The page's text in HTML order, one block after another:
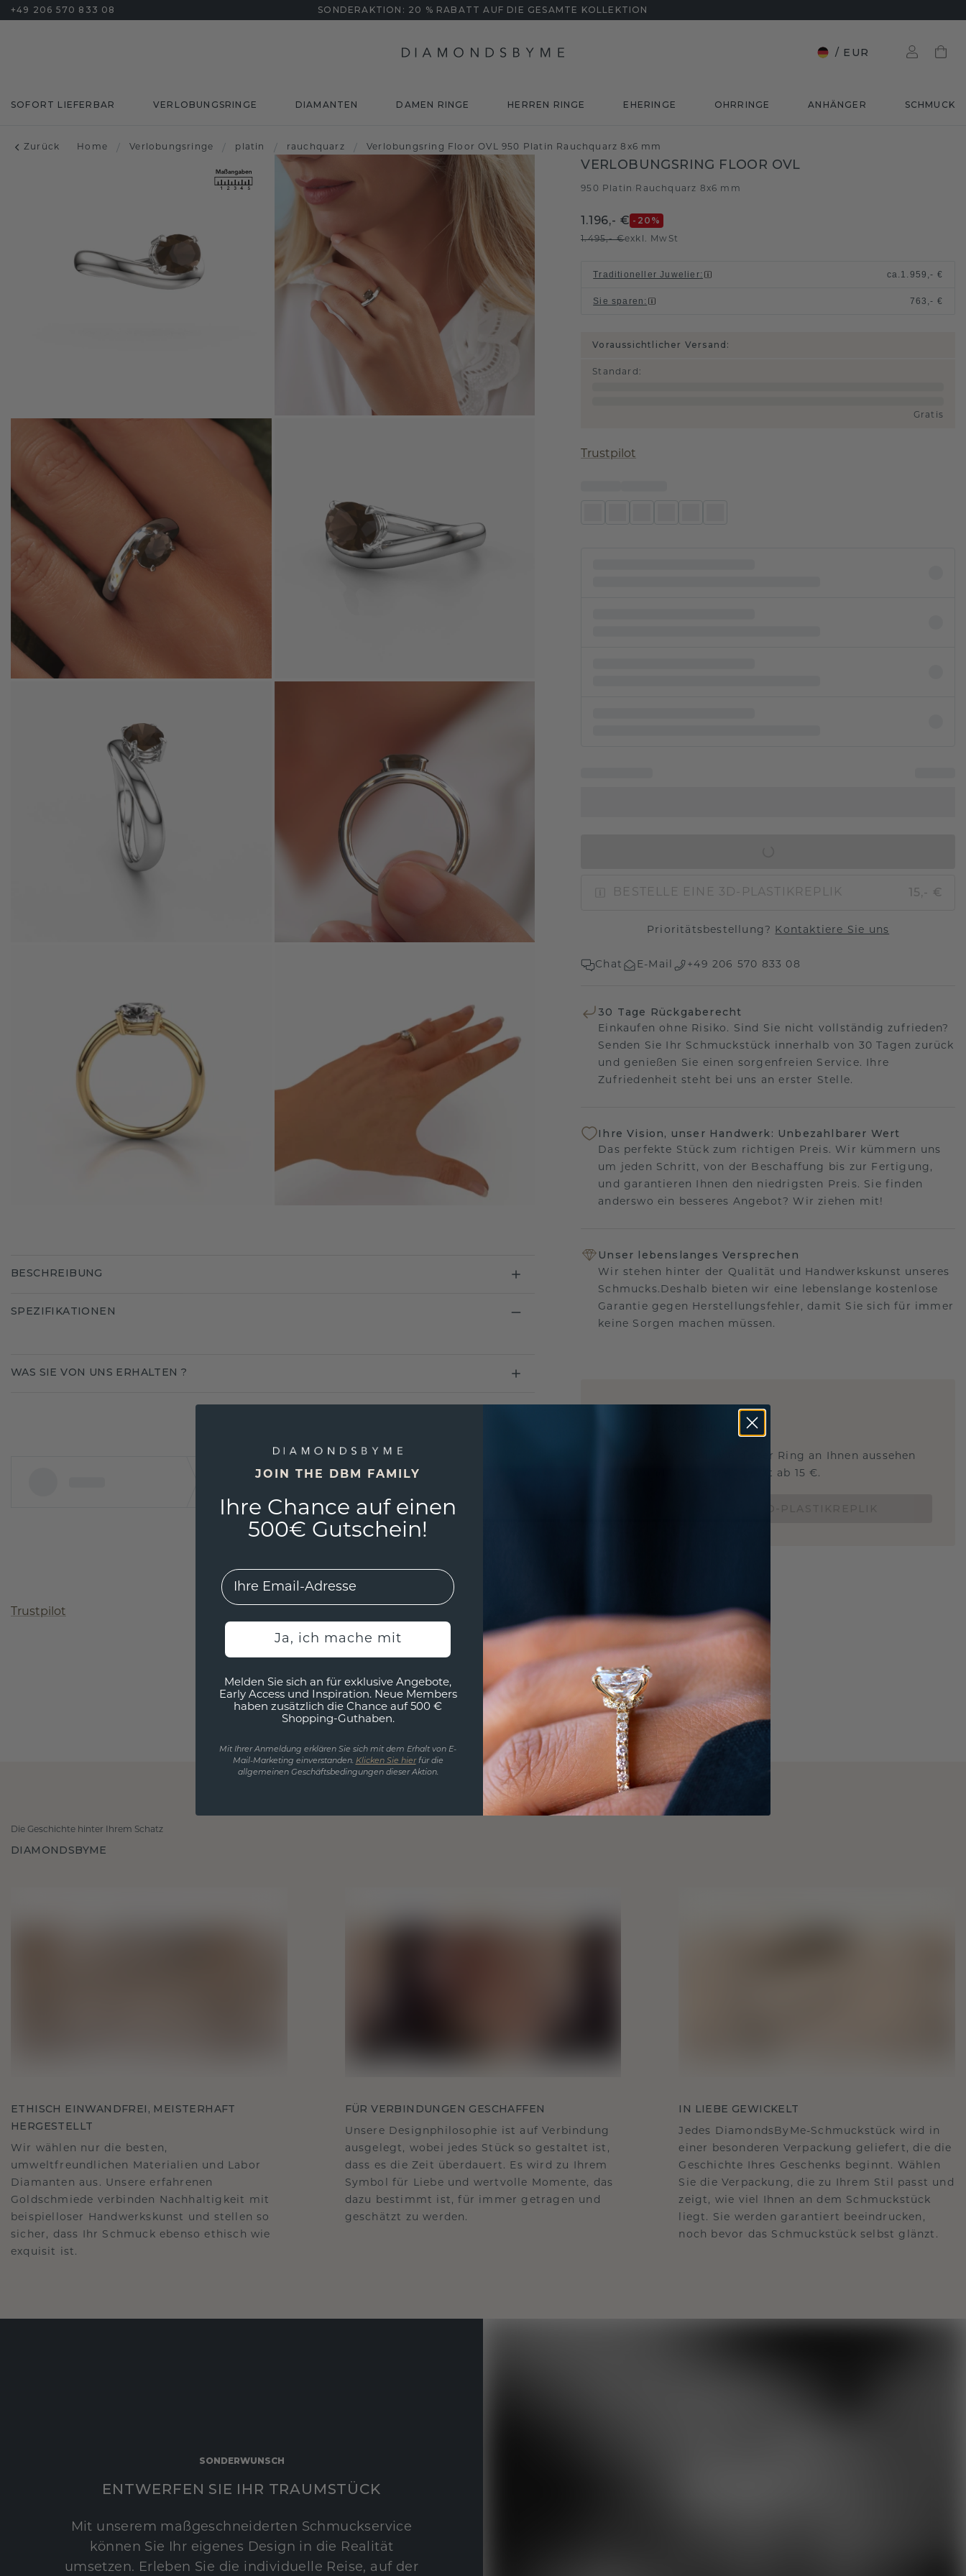
+49 206 570 833 08 SONDERAKTION: 20 % RABATT AUF DIE GESAMTE KOLLEKTION
/ EUR
SOFORT LIEFERBAR VERLOBUNGSRINGE DIAMANTEN DAMEN RINGE HERREN RINGE EHERINGE OHRRINGE ANHÄNGER SCHMUCK
Zurück Home / Verlobungsringe / platin / rauchquarz / Verlobungsring Floor OVL 950 Platin Rauchquarz 8x6 mm
VERLOBUNGSRING FLOOR OVL
950 Platin Rauchquarz 8x6 mm
1.196,- € -20 %
1.495,- €exkl. MwSt
Traditioneller Juwelier: ca. 1.959,- €
Sie sparen : 763,- €
Voraussichtlicher Versand:
Standard :
Gratis
Trustpilot
BESTELLE EINE 3D-PLASTIKREPLIK 15,- €
Prioritätsbestellung? Kontaktiere Sie uns
Chat E-Mail +49 206 570 833 08
30 Tage Rückgaberecht
Einkaufen ohne Risiko. Sind Sie nicht vollständig zufrieden?
Senden Sie Ihr Schmuckstück innerhalb von 30 Tagen zurück
und genießen Sie einen sorgenfreien Service. Ihre
Zufriedenheit steht bei uns an erster Stelle.
Ihre Vision, unser Handwerk: Unbezahlbarer Wert
Das perfekte Stück zum richtigen Preis. Wir kümmern uns
um jeden Schritt, von der Beschaffung bis zur Fertigung,
und garantieren Ihnen den niedrigsten Preis. Sie finden
anderswo ein besseres Angebot? Wir ziehen mit!
Unser lebenslanges Versprechen
Wir stehen hinter der Qualität und Handwerkskunst unseres
Schmucks.Deshalb bieten wir eine lebenslange kostenlose
Garantie gegen Herstellungsfehler, damit Sie sich für immer
keine Sorgen machen müssen.
Wollen Sie wissen, wie dieser Ring an Ihnen aussehen
würde und ob er passt? Jetzt ab 15 €.
BESCHREIBUNG
SPEZIFIKATIONEN
WAS SIE VON UNS ERHALTEN ?
Trustpilot
Die Geschichte hinter Ihrem Schatz
DIAMONDSBYME
ETHISCH EINWANDFREI, MEISTERHAFT
HERGESTELLT
Wir wählen nur die besten,
umweltfreundlichen Materialien und Labor
Diamanten aus. Unsere erfahrenen
Goldschmiede verbinden Nachhaltigkeit mit
beispielloser Handwerkskunst und stellen so
sicher, dass Ihr Schmuck ebenso ethisch wie
exquisit ist.
FÜR VERBINDUNGEN GESCHAFFEN
Unsere Designphilosophie ist auf Verbindung
ausgelegt, wobei jedes Stück so gestaltet ist,
dass es die Zeit überdauert. Es wird zu Ihrem
Symbol für Liebe und wertvolle Momente, das
dazu bestimmt ist, für immer getragen und
geschätzt zu werden.
IN LIEBE GEWICKELT
Jedes DiamondsByMe-Schmuckstück wird in
einer besonderen Verpackung geliefert, die die
Geschichte Ihres Geschenks beginnt. Wählen
Sie die Verpackung, die zu Ihrem Stil passt und
zeigt, wie viel Ihnen an dem Schmuckstück
liegt. Sie werden garantiert beeindrucken,
noch bevor das Schmuckstück selbst glänzt.
SONDERWUNSCH
ENTWERFEN SIE IHR TRAUMSTÜCK
Mit unserem maßgeschneiderten Schmuckservice
können Sie Ihr eigenes Design in die Realität
umsetzen. Erleben Sie die individuelle Reise, auf der
JOIN THE DBM FAMILY
Ihre Chance auf einen
500€ Gutschein!
EMail
Ja, ich mache mit
Melden Sie sich an für exklusive Angebote,
Early Access und Inspiration. Neue Members
haben zusätzlich die Chance auf 500 €
Shopping-Guthaben.
Mit Ihrer Anmeldung erklären Sie sich mit dem Erhalt von E-
Mail-Marketing einverstanden. Klicken Sie hierfür die
allgemeinen Geschäftsbedingungen dieser Aktion.